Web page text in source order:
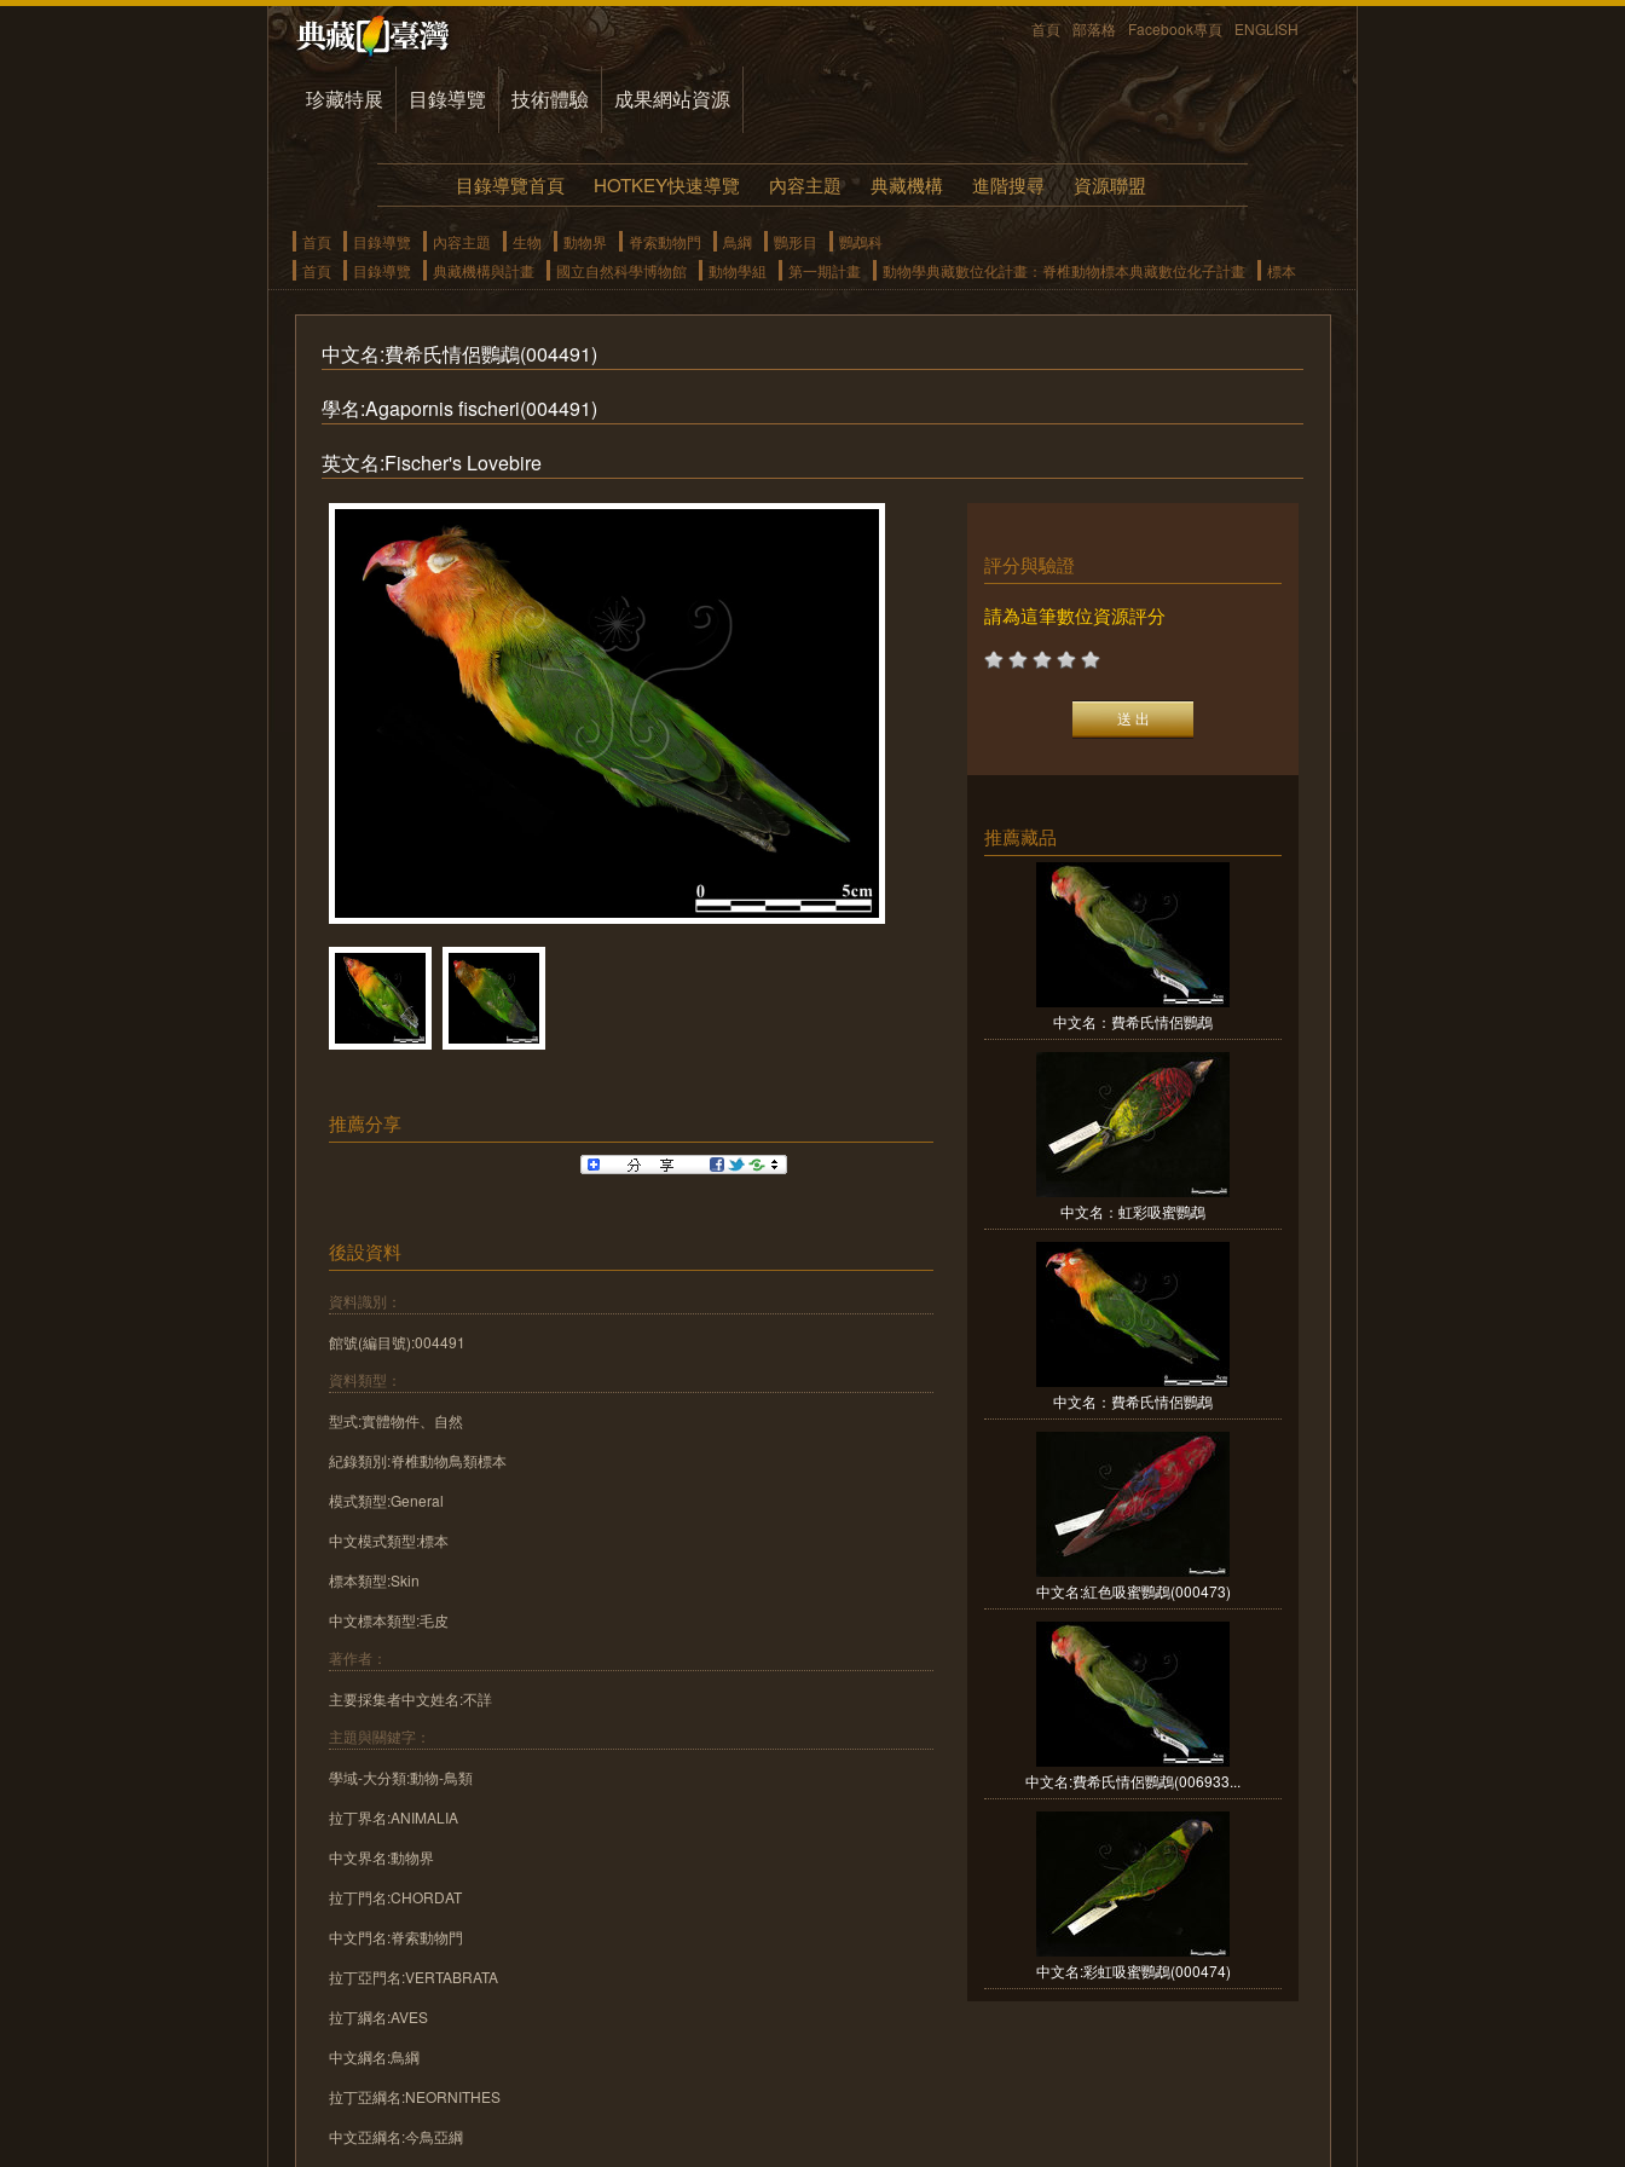
首頁 部落格 Facebook專頁 ENGLISH
珍藏特展 目錄導覽 技術體驗 成果網站資源
目錄導覽首頁 HOTKEY快速導覽 內容主題 典藏機構 進階搜尋 資源聯盟
首頁 目錄導覽 內容主題 生物 動物界 脊索動物門 鳥綱 鸚形目
鸚鵡科
首頁
目錄導覽 典藏機構與計畫 國立自然科學博物館 動物學組 第一期計畫 動物學典藏數位化計畫：脊椎動物標本典藏數位化子計畫 標本
中文名:費希氏情侶鸚鵡(004491)
學名:Agapornis fischeri(004491)
英文名:Fischer's Lovebire
推薦分享
後設資料
資料識別：
館號(編目號):004491
資料類型：
型式:實體物件、自然
紀錄類別:脊椎動物鳥類標本
模式類型:General
中文模式類型:標本
標本類型:Skin
中文標本類型:毛皮
著作者：
主要採集者中文姓名:不詳
主題與關鍵字：
學域-大分類:動物-鳥類
拉丁界名:ANIMALIA
中文界名:動物界
拉丁門名:CHORDAT
中文門名:脊索動物門
拉丁亞門名:VERTABRATA
拉丁綱名:AVES
中文綱名:鳥綱
拉丁亞綱名:NEORNITHES
中文亞綱名:今鳥亞綱
評分與驗證
請為這筆數位資源評分
推薦藏品
中文名：費希氏情侶鸚鵡
中文名：虹彩吸蜜鸚鵡
中文名：費希氏情侶鸚鵡
中文名:紅色吸蜜鸚鵡(000473)
中文名:費希氏情侶鸚鵡(006933...
中文名:彩虹吸蜜鸚鵡(000474)